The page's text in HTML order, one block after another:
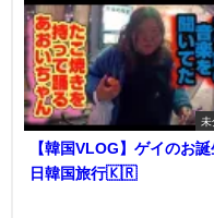
未
【韓国VLOG】ゲイのお誕
日韓国旅行🇰🇷